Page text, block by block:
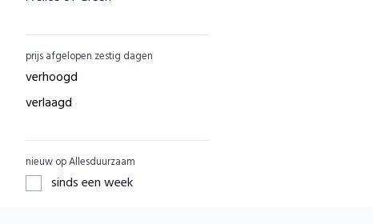
GreenPicnic
Nature's Gift
Dille & Kamille
ZO Schoon
Yarrah
ACBC
ACE
ADUH
AGAZI
prijs afgelopen zestig dagen
verhoogd
verlaagd
nieuw op Allesduurzaam
sinds een week